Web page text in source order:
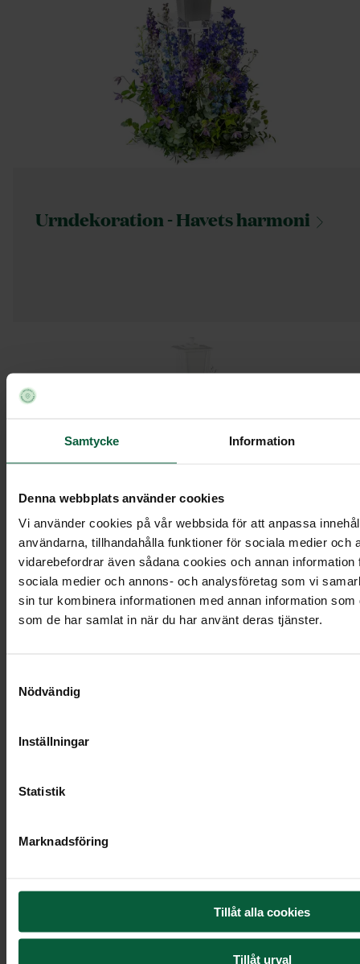
Samtycke Information
Denna webbplats använder cookies
Vi använder cookies på vår webbsida för att anpassa
användarna, tillhandahålla funktioner för sociala medier och
vidarebefordrar även sådana cookies och annan information
sociala medier och annons- och analysföretag som vi
sin tur kombinera informationen med annan information
som de har samlat in när du har använt deras tjänster.
Nödvändig
Inställningar
Statistik
Marknadsföring
Tillåt alla cookies
Tillåt urval
Urndekoration - Havetsharmoni
Urndekoration - Blommandeäng